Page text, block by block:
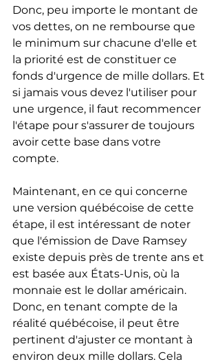
Donc, peu importe le montant de
vos dettes, on ne rembourse que
le minimum sur chacune d'elle et
la priorité est de constituer ce
fonds d'urgence de mille dollars. Et
si jamais vous devez l'utiliser pour
une urgence, il faut recommencer
l'étape pour s'assurer de toujours
avoir cette base dans votre
compte.
Maintenant, en ce qui concerne
une version québécoise de cette
étape, il est intéressant de noter
que l'émission de Dave Ramsey
existe depuis près de trente ans et
est basée aux États-Unis, où la
monnaie est le dollar américain.
Donc, en tenant compte de la
réalité québécoise, il peut être
pertinent d'ajuster ce montant à
environ deux mille dollars. Cela